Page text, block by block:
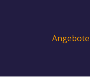
Angebote